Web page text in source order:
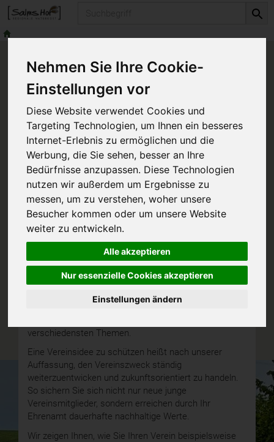
Nehmen Sie Ihre Cookie-
Einstellungen vor
Diese Website verwendet Cookies und
Targeting Technologien, um Ihnen ein besseres
Internet-Erlebnis zu ermöglichen und die
Werbung, die Sie sehen, besser an Ihre
Bedürfnisse anzupassen. Diese Technologien
nutzen wir außerdem um Ergebnisse zu
messen, um zu verstehen, woher unsere
Besucher kommen oder um unsere Website
weiter zu entwickeln.
Alle akzeptieren
Nur essenzielle Cookies akzeptieren
Einstellungen ändern
Beratungen für
Vereine
02955-442 987 0 info@salms-
hof.de +49 151 53510361
Geselligkeit ist eine wichtige menschliche Tugend, die
sich in einer Vielzahl von Vereinen je nach Interessen
und Neigungen zeigt. Viele Vereine kümmern sich um
Gesundheit, Heimat und Naturschutz, beispielsweise
die vielen Sportvereine, Heimat- und Schützenvereine,
verschiedensten Themen.
Eine Vereinsidee zu schützen heißt nach unserer
Auffassung, den Vereinszweck ständig
weiterzuentwicken und zukunftsorientiert zu handeln.
So sichern Sie sich nicht nur neue junge
Vereinsmitglieder, sondern erreichen durch Ihr
Ehrenamt dauerhafte nachhaltige Werte.
Wir zeigen Ihnen, wie Sie Ihren Verein beispielsweise